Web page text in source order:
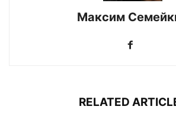
Максим
RELATED